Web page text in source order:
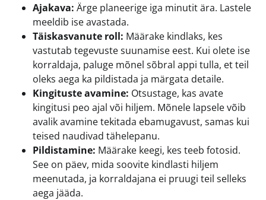
Ajakava: Ärge planeerige iga minutit ära. Lastele
meeldib ise avastada.
Täiskasvanute roll: Määrake kindlaks, kes
vastutab tegevuste suunamise eest. Kui olete ise
korraldaja, paluge mõnel sõbral appi tulla, et teil
oleks aega ka pildistada ja märgata detaile.
Kingituste avamine: Otsustage, kas avate
kingitusi peo ajal või hiljem. Mõnele lapsele võib
avalik avamine tekitada ebamugavust, samas kui
teised naudivad tähelepanu.
Pildistamine: Määrake keegi, kes teeb fotosid.
See on päev, mida soovite kindlasti hiljem
meenutada, ja korraldajana ei pruugi teil selleks
aega jääda.